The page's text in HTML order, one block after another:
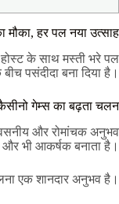
हर पल नया उत्साह!
के साथ मस्ती भरे पल
पसंदीदा बना दिया है।
गेम्स का बढ़ता चलन
और रोमांचक अनुभव
और भी आकर्षक बनाता है।
एक शानदार अनुभव है।